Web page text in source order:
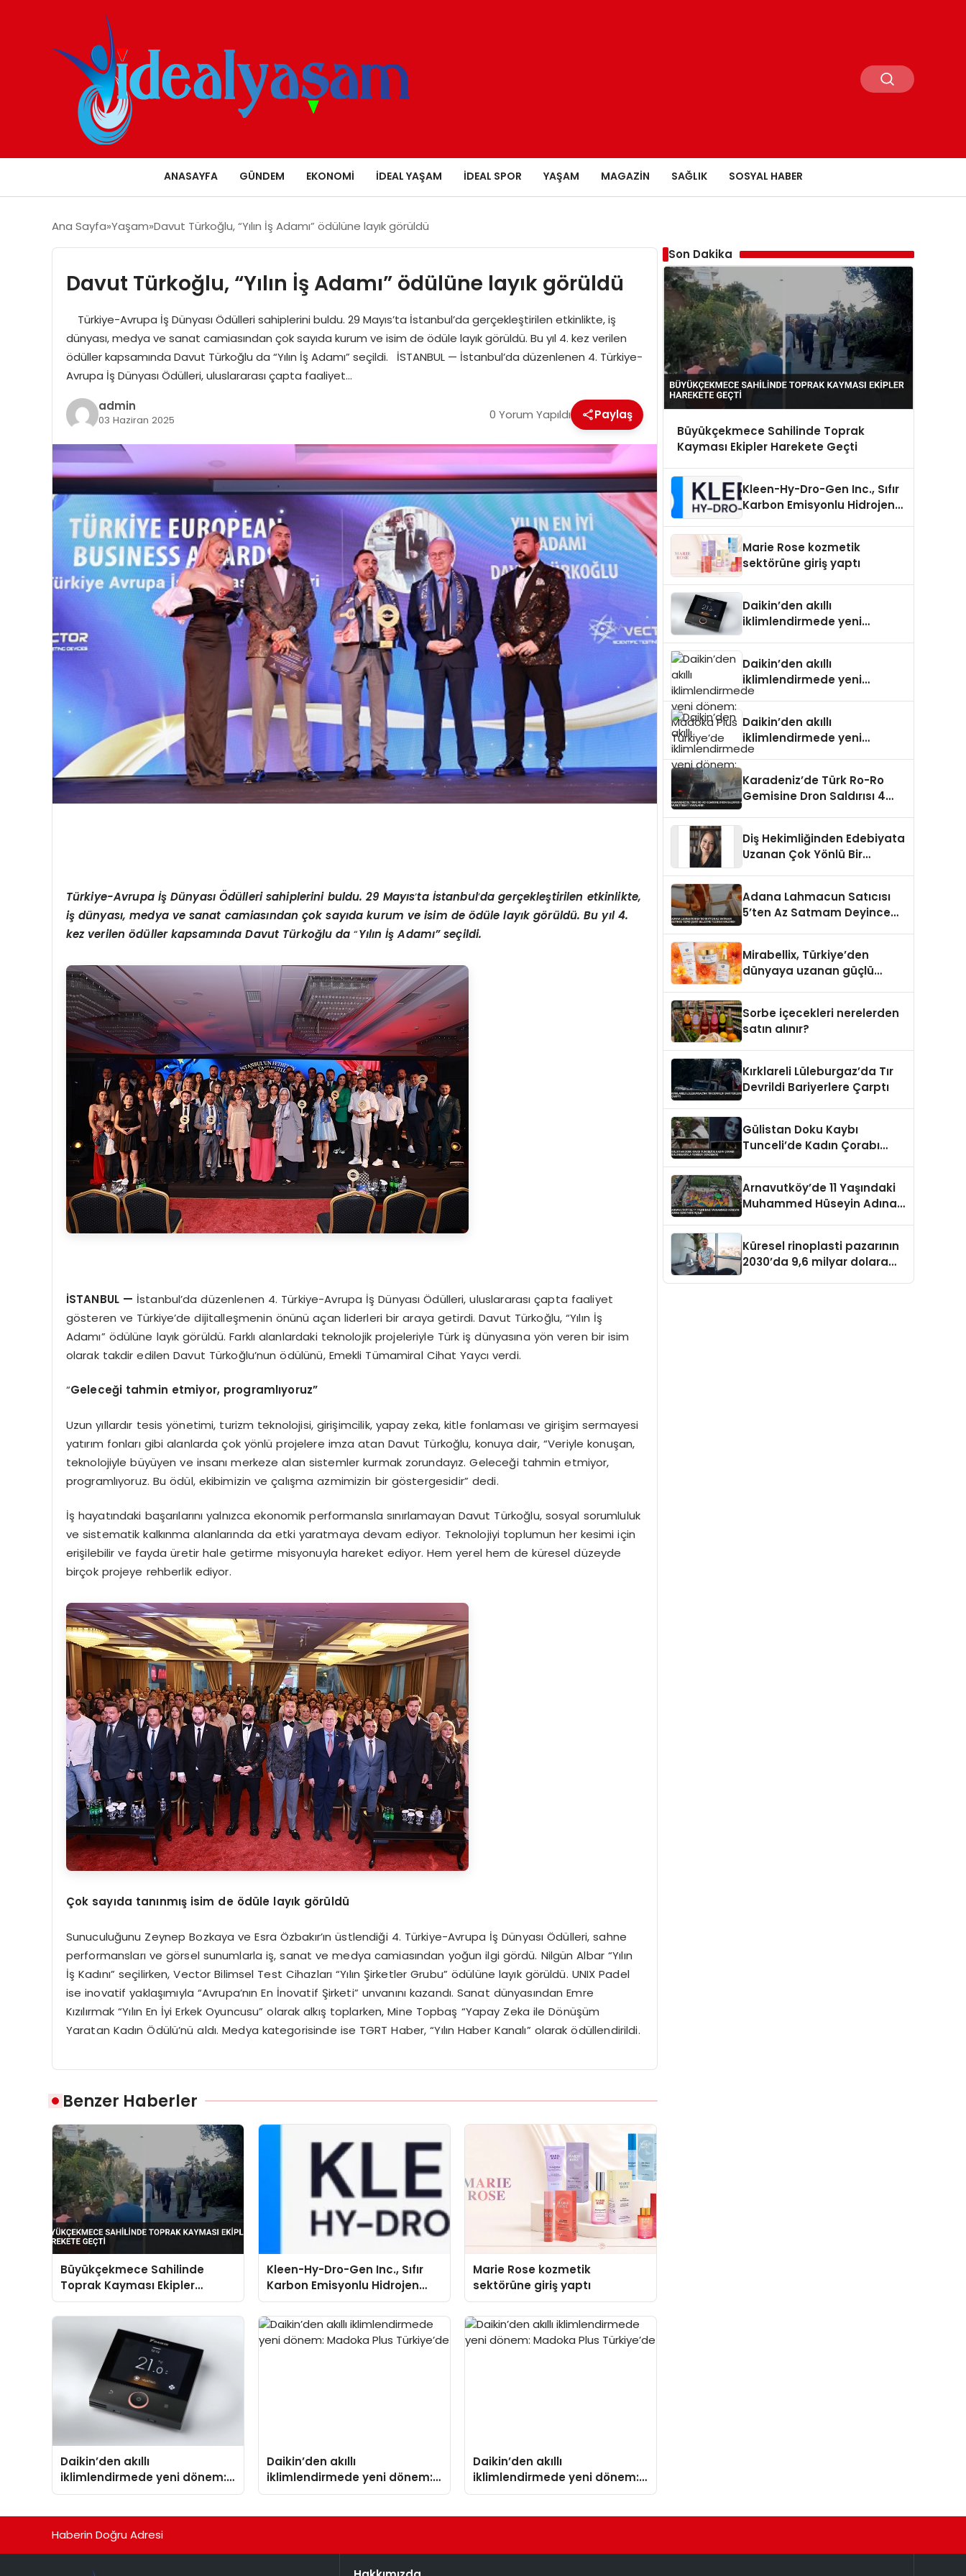
ANASAYFA GÜNDEM EKONOMI İDEAL YAŞAM İDEAL SPOR YAŞAM MAGAZIN SAĞLIK SOSYAL HABER
Ana Sayfa Yaşam Davut Türkoğlu, “Yılın İş Adamı” ödülüne layık görüldü
Davut Türkoğlu, “Yılın İş Adamı” ödülüne layık görüldü
Türkiye-Avrupa İş Dünyası Ödülleri sahiplerini buldu. 29 Mayıs’ta İstanbul’da gerçekleştirilen etkinlikte, iş
dünyası, medya ve sanat camiasından çok sayıda kurum ve isim de ödüle layık görüldü. Bu yıl 4. kez verilen
ödüller kapsamında Davut Türkoğlu da “Yılın İş Adamı” seçildi. İSTANBUL — İstanbul’da düzenlenen 4. Türkiye-
Avrupa İş Dünyası Ödülleri, uluslararası çapta faaliyet…
admin
03 Haziran 2025 0 Yorum Yapıldı Paylaş
Türkiye-Avrupa İş Dünyası Ödülleri sahiplerini buldu. 29 Mayıs’ta İstanbul’da gerçekleştirilen etkinlikte,
iş dünyası, medya ve sanat camiasından çok sayıda kurum ve isim de ödüle layık görüldü. Bu yıl 4.
kez verilenödüller kapsamında Davut Türkoğlu da “Yılın İş Adamı” seçildi.
İSTANBUL — İstanbul’da düzenlenen 4. Türkiye-Avrupa İş Dünyası Ödülleri, uluslararası çapta faaliyet
gösteren ve Türkiye’de dijitalleşmenin önünü açan liderleri bir araya getirdi. Davut Türkoğlu, “Yılın İş
Adamı” ödülüne layık görüldü. Farklı alanlardaki teknolojik projeleriyle Türk iş dünyasına yön veren bir isim
olarak takdir edilen Davut Türkoğlu’nun ödülünü, Emekli Tümamiral Cihat Yaycı verdi.
“Geleceği tahmin etmiyor, programlıyoruz”
Uzun yıllardır tesis yönetimi, turizm teknolojisi, girişimcilik, yapay zeka, kitle fonlaması ve girişim sermayesi
yatırım fonları gibi alanlarda çok yönlü projelere imza atan Davut Türkoğlu, konuya dair, “Veriyle konuşan,
teknolojiyle büyüyen ve insanı merkeze alan sistemler kurmak zorundayız. Geleceği tahmin etmiyor,
programlıyoruz. Bu ödül, ekibimizin ve çalışma azmimizin bir göstergesidir” dedi.
İş hayatındaki başarılarını yalnızca ekonomik performansla sınırlamayan Davut Türkoğlu, sosyal sorumluluk
ve sistematik kalkınma alanlarında da etki yaratmaya devam ediyor. Teknolojiyi toplumun her kesimi için
erişilebilir ve fayda üretir hale getirme misyonuyla hareket ediyor. Hem yerel hem de küresel düzeyde
birçok projeye rehberlik ediyor.
Çok sayıda tanınmış isim de ödüle layık görüldü
Sunuculuğunu Zeynep Bozkaya ve Esra Özbakır’ın üstlendiği 4. Türkiye-Avrupa İş Dünyası Ödülleri, sahne
performansları ve görsel sunumlarla iş, sanat ve medya camiasından yoğun ilgi gördü. Nilgün Albar “Yılın
İş Kadını” seçilirken, Vector Bilimsel Test Cihazları “Yılın Şirketler Grubu” ödülüne layık görüldü. UNIX Padel
ise inovatif yaklaşımıyla “Avrupa’nın En İnovatif Şirketi” unvanını kazandı. Sanat dünyasından Emre
Kızılırmak “Yılın En İyi Erkek Oyuncusu” olarak alkış toplarken, Mine Topbaş “Yapay Zeka ile Dönüşüm
Yaratan Kadın Ödülü’nü aldı. Medya kategorisinde ise TGRT Haber, “Yılın Haber Kanalı” olarak ödüllendirildi.
Benzer Haberler
Büyükçekmece Sahilinde
Toprak Kayması Ekipler
Harekete Geçti
Kleen-Hy-Dro-Gen Inc., Sıfır
Karbon Emisyonlu Hidrojen
Isıtma Teknolojisinde ISO ve
TSSA Düzenleyici Onaylarını
Aldı
Marie Rose kozmetik
sektörüne giriş yaptı
Daikin’den akıllı
iklimlendirmede yeni dönem:
Madoka Plus Türkiye’de
Daikin’den akıllı
iklimlendirmede yeni dönem:
Madoka Plus Türkiye’de
Daikin’den akıllı
iklimlendirmede yeni dönem:
Madoka Plus Türkiye’de
Son Dakika
Büyükçekmece Sahilinde Toprak
Kayması Ekipler Harekete Geçti
Kleen-Hy-Dro-Gen Inc., Sıfır
Karbon Emisyonlu Hidrojen
Aldı
Marie Rose kozmetik
sektörüne giriş yaptı
Daikin’den akıllı
iklimlendirmede yeni
Daikin’den akıllı
iklimlendirmede yeni
dönem: Madoka Plus
Daikin’den akıllı
iklimlendirmede yeni
dönem: Madoka Plus
Karadeniz’de Türk Ro-Ro
Gemisine Dron Saldırısı 4
Diş Hekimliğinden Edebiyata
Uzanan Çok Yönlü Bir
Adana Lahmacun Satıcısı
5’ten Az Satmam Deyince
Mirabellix, Türkiye’den
dünyaya uzanan güçlü
Sorbe içecekleri nerelerden
satın alınır?
Kırklareli Lüleburgaz’da Tır
Devrildi Bariyerlere Çarptı
Gülistan Doku Kaybı
Tunceli’de Kadın Çorabı
Arnavutköy’de 11 Yaşındaki
Muhammed Hüseyin Adına
Küresel rinoplasti pazarının
2030’da 9,6 milyar dolara
Haberin Doğru Adresi